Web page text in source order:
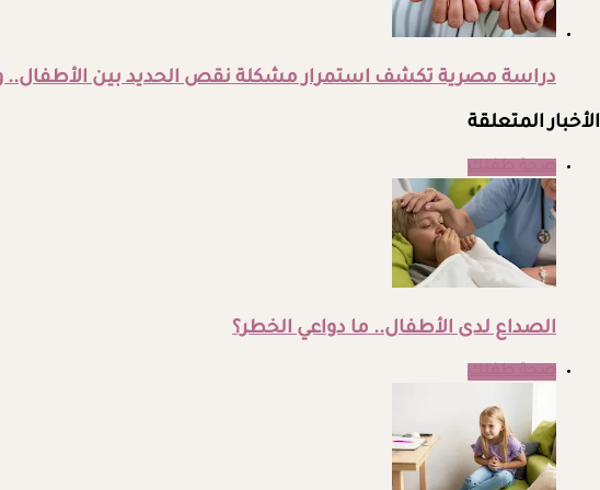
دراسة مصرية تكشف استمرار مشكلة نقص الحديد بين الأطفال..
الأخبار المتعلقة
الصداع لدى الأطفال.. ما دواعي الخطر؟